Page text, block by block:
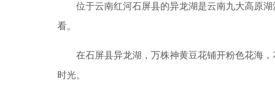
位于云南红河石屏县的异龙湖是云南九大高原湖
看。
在石屏县异龙湖，万株神黄豆花铺开粉色花海，
时光。